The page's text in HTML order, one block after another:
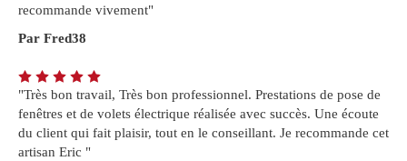
recommande vivement"
Par Fred38
"Très bon travail, Très bon professionnel. Prestations de pose de
fenêtres et de volets électrique réalisée avec succès. Une écoute
du client qui fait plaisir, tout en le conseillant. Je recommande cet
artisan Eric "